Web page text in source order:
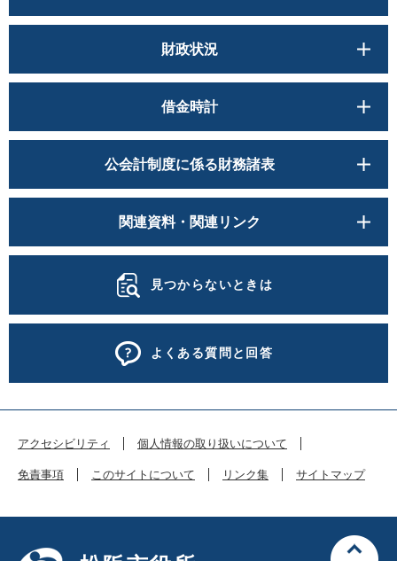
財政状況
借金時計
公会計制度に係る財務諸表
関連資料・関連リンク
見つからないときは
よくある質問と回答
アクセシビリティ 個人情報の取り扱いについて
免責事項 このサイトについて リンク集 サイトマップ